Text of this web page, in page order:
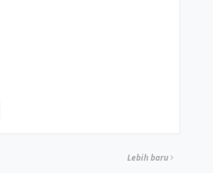
Lebih baru